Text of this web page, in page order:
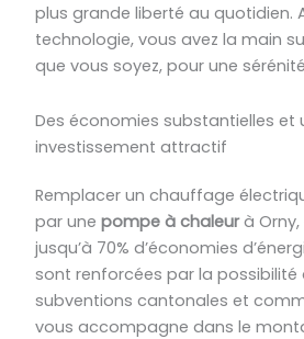
plus grande liberté au quotidien.
technologie, vous avez la main
que vous soyez, pour une
Des économies substantielles et
investissement attractif
Remplacer un chauffage
par une pompe à chaleurà Orny,
jusqu’à 70% d’économies
sont renforcées par la possibilité
subventions cantonales et
vous accompagne dans le